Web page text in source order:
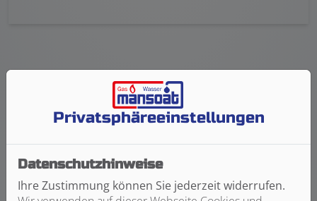
Harald Mansoat GmbH Sanitär /
Heizung
Professionelle Rohrreinigung aus
Privatsphäre­einstellungen
Datenschutzhinweise
Ihre Zustimmung können Sie jederzeit widerrufen.